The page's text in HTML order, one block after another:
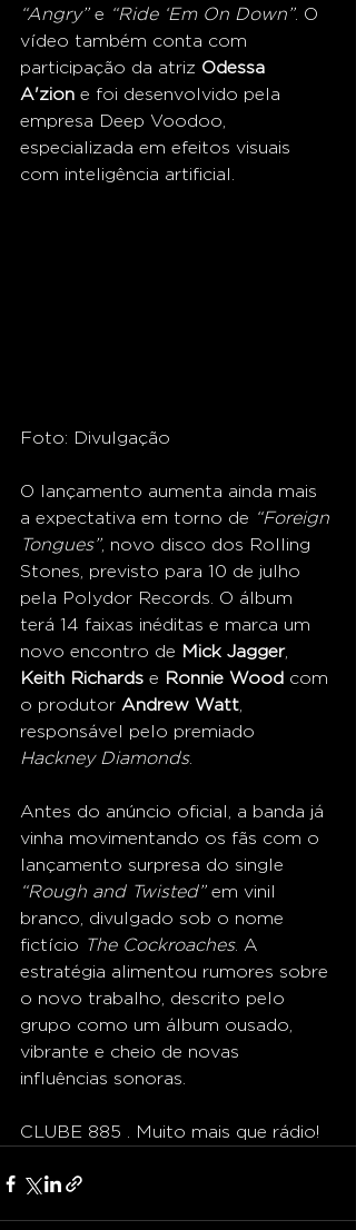
“Angry” e “Ride ‘Em On Down”. O
vídeo também conta com
participação da atriz Odessa
A'zion e foi desenvolvido pela
empresa Deep Voodoo,
especializada em efeitos visuais
com inteligência artificial.
Foto: Divulgação
O lançamento aumenta ainda mais
a expectativa em torno de “Foreign
Tongues”, novo disco dos Rolling
Stones, previsto para 10 de julho
pela Polydor Records. O álbum
terá 14 faixas inéditas e marca um
novo encontro de Mick Jagger,
Keith Richards e Ronnie Wood com
o produtor Andrew Watt
responsável pelo premiado
Hackney Diamonds.
Antes do anúncio oficial, a banda já
vinha movimentando os fãs com o
lançamento surpresa do single
“Rough and Twisted” em vinil
branco, divulgado sob o nome
fictício The Cockroaches. A
estratégia alimentou rumores sobre
o novo trabalho, descrito pelo
grupo como um álbum ousado,
vibrante e cheio de novas
influências sonoras.
CLUBE 885 . Muito mais que rádio!